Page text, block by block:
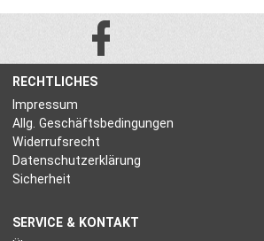
RECHTLICHES
Impressum
Allg. Geschäftsbedingungen
Widerrufsrecht
Datenschutzerklärung
Sicherheit
SERVICE & KONTAKT